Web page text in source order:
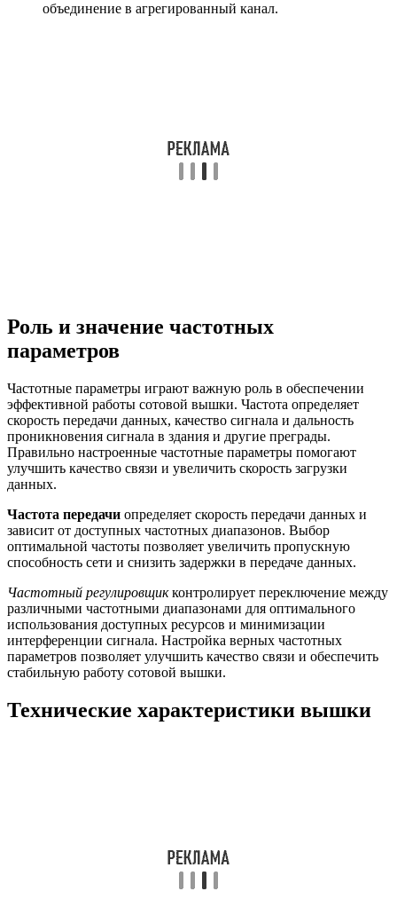
объединение в агрегированный канал.
Роль и значение частотных
параметров
Частотные параметры играют важную роль в обеспечении
эффективной работы сотовой вышки. Частота определяет
скорость передачи данных, качество сигнала и дальность
проникновения сигнала в здания и другие преграды.
Правильно настроенные частотные параметры помогают
улучшить качество связи и увеличить скорость загрузки
данных.
Частота передачи определяет скорость передачи данных и
зависит от доступных частотных диапазонов. Выбор
оптимальной частоты позволяет увеличить пропускную
способность сети и снизить задержки в передаче данных.
Частотный регулировщикконтролирует переключение между
различными частотными диапазонами для оптимального
использования доступных ресурсов и минимизации
интерференции сигнала. Настройка верных частотных
параметров позволяет улучшить качество связи и обеспечить
стабильную работу сотовой вышки.
Технические характеристики вышки